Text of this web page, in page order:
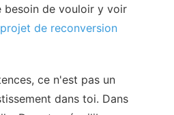
besoin de vouloir y voir
projet de reconversion
ce n'est pas un
dans toi. Dans